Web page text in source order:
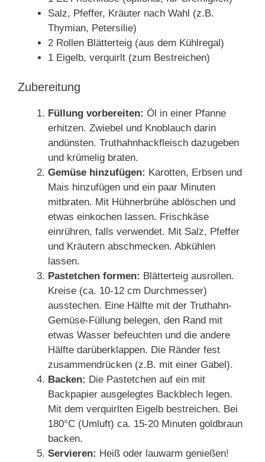
Salz, Pfeffer, Kräuter nach Wahl (z.B.
Thymian, Petersilie)
2 Rollen Blätterteig (aus dem Kühlregal)
1 Eigelb, verquirlt (zum Bestreichen)
Zubereitung
Füllung vorbereiten: Öl in einer Pfanne
erhitzen. Zwiebel und Knoblauch darin
andünsten. Truthahnhackfleisch dazugeben
und krümelig braten.
Gemüse hinzufügen: Karotten, Erbsen und
Mais hinzufügen und ein paar Minuten
mitbraten. Mit Hühnerbrühe ablöschen und
etwas einkochen lassen. Frischkäse
einrühren, falls verwendet. Mit Salz, Pfeffer
und Kräutern abschmecken. Abkühlen
lassen.
Pastetchen formen: Blätterteig ausrollen.
Kreise (ca. 10-12 cm Durchmesser)
ausstechen. Eine Hälfte mit der Truthahn-
Gemüse-Füllung belegen, den Rand mit
etwas Wasser befeuchten und die andere
Hälfte darüberklappen. Die Ränder fest
zusammendrücken (z.B. mit einer Gabel).
Backen: Die Pastetchen auf ein mit
Backpapier ausgelegtes Backblech legen.
Mit dem verquirlten Eigelb bestreichen. Bei
180°C (Umluft) ca. 15-20 Minuten goldbraun
backen.
Servieren: Heiß oder lauwarm genießen!